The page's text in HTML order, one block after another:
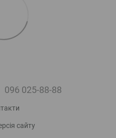
096 025-88-88
сайту